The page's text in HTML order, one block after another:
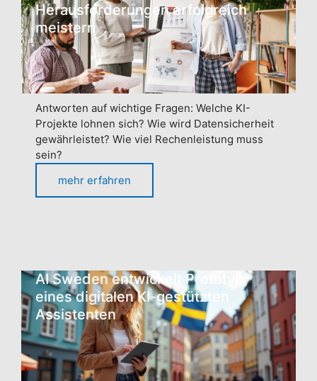
Herausforderungen erfolgreich
meistern
Antworten auf wichtige Fragen: Welche KI-
Projekte lohnen sich? Wie wird Datensicherheit
gewährleistet? Wie viel Rechenleistung muss
sein?
mehr erfahren
AI Sweden entwickelt Prototyp
eines digitalen KI-gestützten
Assistenten